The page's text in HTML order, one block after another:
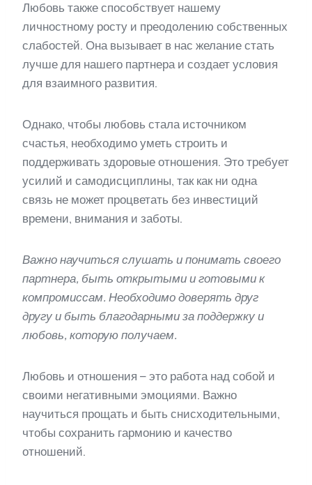
Любовь также способствует нашему
личностному росту и преодолению собственных
слабостей. Она вызывает в нас желание стать
лучше для нашего партнера и создает условия
для взаимного развития.
Однако, чтобы любовь стала источником
счастья, необходимо уметь строить и
поддерживать здоровые отношения. Это требует
усилий и самодисциплины, так как ни одна
связь не может процветать без инвестиций
времени, внимания и заботы.
Важно научиться слушать и понимать своего
партнера, быть открытыми и готовыми к
компромиссам. Необходимо доверять друг
другу и быть благодарными за поддержку и
любовь, которую получаем.
Любовь и отношения – это работа над собой и
своими негативными эмоциями. Важно
научиться прощать и быть снисходительными,
чтобы сохранить гармонию и качество
отношений.